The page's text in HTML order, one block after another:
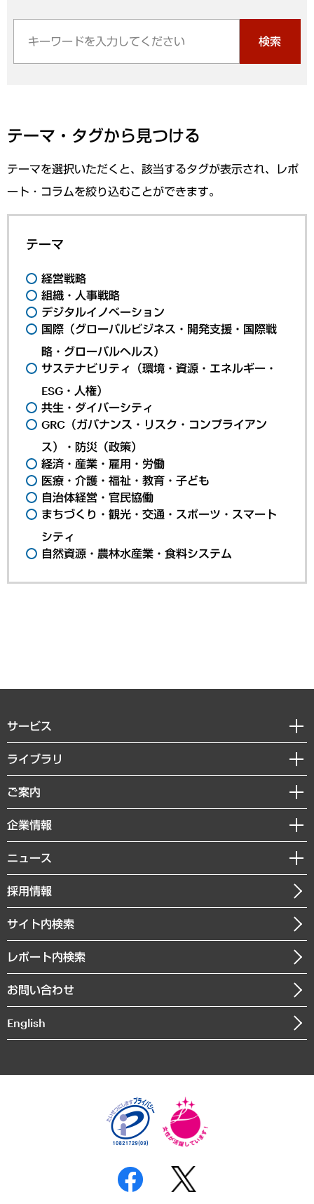
検索
テーマ・タグから見つける
テーマを選択いただくと、該当するタグが表示され、レポ
ート・コラムを絞り込むことができます。
テーマ
経営戦略
組織・人事戦略
デジタルイノベーション
国際（グローバルビジネス・開発支援・国際戦
略・グローバルヘルス）
サステナビリティ（環境・資源・エネルギー・
ESG・人権）
共生・ダイバーシティ
GRC（ガバナンス・リスク・コンプライアン
ス）・防災（政策）
経済・産業・雇用・労働
医療・介護・福祉・教育・子ども
自治体経営・官民協働
まちづくり・観光・交通・スポーツ・スマート
シティ
自然資源・農林水産業・食料システム
サービス
経営戦略
組織・人事戦略
デジタルイノベーション
共生・ダイバーシティ
GRC（ガバナンス・リスク・コンプライアンス）・防災（政策）
経済・産業・雇用・労働
まちづくり・観光・交通・スポーツ・スマートシティ
自然資源・農林水産業・食料システム
ライブラリ
経済調査
レポート
コラム
経営用語集
受託・受注実績（官公庁関連）
メディア掲載・出演
ご案内
セミナー・イベント情報
MUFGビジネスセミナー
受託案件情報
企業情報
私たちの想い
社長メッセージ
会社概要
沿革
組織図・本部部室紹介
インドネシア現地法人
個人情報保護方針
反社会的勢力に対する基本方針
ニュース
ニュースリリース
お知らせ
採用情報
サイト内検索
レポート内検索
お問い合わせ
English